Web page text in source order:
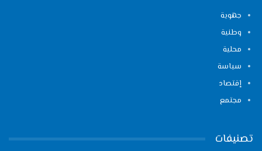
جهوية
وطنية
محلية
سياسة
إقتصاد
مجتمع
تصنيفات